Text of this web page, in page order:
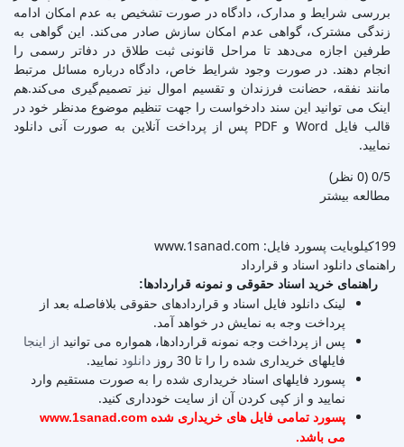
بررسی شرایط و مدارک، دادگاه در صورت تشخیص به عدم امکان ادامه
زندگی مشترک، گواهی عدم امکان سازش صادر می‌کند. این گواهی به
طرفین اجازه می‌دهد تا مراحل قانونی ثبت طلاق در دفاتر رسمی را
انجام دهند. در صورت وجود شرایط خاص، دادگاه درباره مسائل مرتبط
مانند نفقه، حضانت فرزندان و تقسیم اموال نیز تصمیم‌گیری می‌کند.هم
اینک می توانید این سند دادخواست را جهت تنظیم موضوع مدنظر خود در
قالب فایل Word و PDF پس از پرداخت آنلاین به صورت آنی دانلود
نمایید.
‫0/5 ‫(0 نظر)
مطالعه بیشتر
199کیلوبایت
پسورد فایل: www.1sanad.com
راهنمای دانلود اسناد و قرارداد
راهنمای خرید اسناد حقوقی و نمونه قراردادها:
لینک دانلود فایل اسناد و قراردادهای حقوقی بلافاصله بعد از
پرداخت وجه به نمایش در خواهد آمد.
پس از پرداخت وجه نمونه قراردادها، همواره می توانید از اینجا
فایلهای خریداری شده را را تا 30 روز
دانلود نمایید.
پسورد فایلهای اسناد خریداری شده را به صورت مستقیم وارد
نمایید و از کپی کردن آن از سایت خودداری کنید.
پسورد تمامی فایل های خریداری شده www.1sanad.com
می باشد.